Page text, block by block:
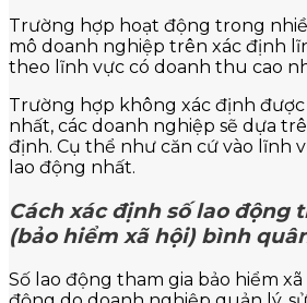
Trường hợp hoạt động trong
mô doanh nghiệp trên xác định
theo lĩnh vực có doanh thu cao
Trường hợp không xác định
nhất, các doanh nghiệp sẽ dựa
định. Cụ thể như căn cứ vào lĩnh
lao động nhất.
Cách xác định số lao động
(bảo hiểm xã hội) bình
Số lao động tham gia bảo hiểm